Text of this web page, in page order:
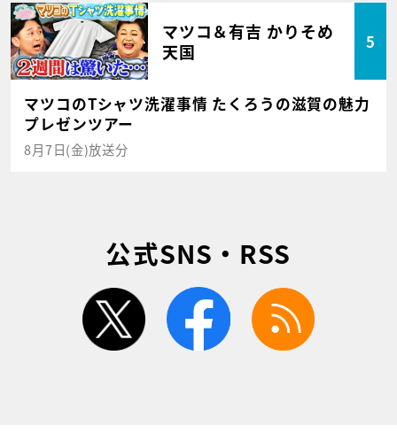
マツコ＆有吉 かりそめ
天国
5
マツコのTシャツ洗濯事情 たくろうの滋賀の魅力
プレゼンツアー
8月7日(金)放送分
公式SNS・RSS
twitter facebook